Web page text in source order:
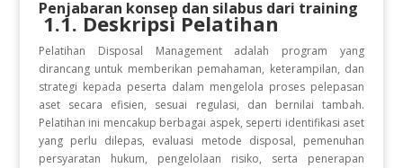
Penjabaran konsep dan silabus dari training
1.1. Deskripsi Pelatihan
Pelatihan Disposal Management adalah program yang
dirancang untuk memberikan pemahaman, keterampilan, dan
strategi kepada peserta dalam mengelola proses pelepasan
aset secara efisien, sesuai regulasi, dan bernilai tambah.
Pelatihan ini mencakup berbagai aspek, seperti identifikasi aset
yang perlu dilepas, evaluasi metode disposal, pemenuhan
persyaratan hukum, pengelolaan risiko, serta penerapan